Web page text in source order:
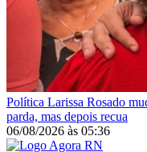
Política Larissa Rosado
parda, mas depois recua
06/08/2026 às 05:36